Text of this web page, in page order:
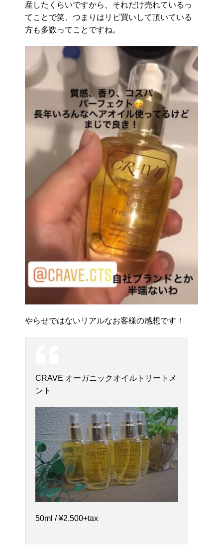
産したくらいですから、それだけ売れているっ
てことで笑、つまりはリピ買いして頂いている
方も多数ってことですね。
やらせではないリアルなお客様の感想です！
CRAVE オーガニックオイルトリートメ
ント
50ml / ¥2,500+tax